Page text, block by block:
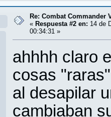
Re: Combat Commander
« Respuesta #2 en: 14 de
00:34:31 »
ahhhh claro
cosas
al desapilar
cambiaban